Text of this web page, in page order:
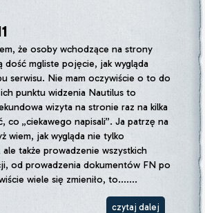
że osoby wchodzące na strony
dość mgliste pojęcie, jak wygląda
serwisu. Nie mam oczywiście o to do
punktu widzenia Nautilus to
wizyta na stronie raz na kilka
co „ciekawego napisali”. Ja patrzę na
wiem, jak wygląda nie tylko
także prowadzenie wszystkich
od prowadzenia dokumentów FN po
wiele się zmieniło, to.......
czytaj dalej